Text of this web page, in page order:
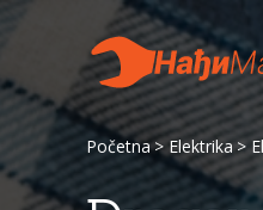
Početna Elektrika